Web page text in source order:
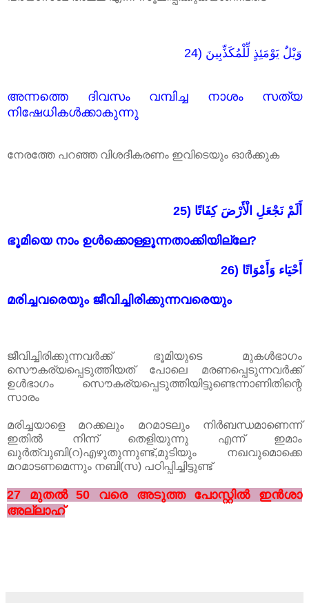
24) وَيْلٌ يَوْمَئِذٍ لِّلْمُكَذِّبِينَ
അന്നത്തെ ദിവസം വമ്പിച്ച നാശം സത്യ
നിഷേധികൾക്കാകുന്നു
നേരത്തേ പറഞ്ഞ വിശദീകരണം ഇവിടെയും ഓർക്കുക
25) أَلَمْ نَجْعَلِ الْأَرْضَ كِفَاتًا
ഭൂമിയെ നാം ഉൾക്കൊള്ളൂന്നതാക്കിയില്ലേ?
26) أَحْيَاء وَأَمْوَاتًا
മരിച്ചവരെയും ജീവിച്ചിരിക്കുന്നവരെയും
ജീവിച്ചിരിക്കുന്നവർക്ക് ഭൂമിയുടെ മുകൾഭാഗം
സൌകര്യപ്പെടുത്തിയത് പോലെ മരണപ്പെടുന്നവർക്ക്
ഉൾഭാഗം സൌകര്യപ്പെടുത്തിയിട്ടുണ്ടെന്നാണിതിന്റെ
സാരം
മരിച്ചയാളെ മറക്കലും മറമാടലും നിർബന്ധമാണെന്ന്
ഇതിൽ നിന്ന് തെളിയുന്നു എന്ന് ഇമാം
ഖുർത്വുബി(റ)എഴുതുന്നുണ്ട്,മുടിയും നഖവുമൊക്കെ
മറമാടണമെന്നും നബി(സ) പഠിപ്പിച്ചിട്ടുണ്ട്
27 മുതൽ 50 വരെ അടുത്ത പോസ്റ്റിൽ ഇൻശാ
അല്ലാഹ്